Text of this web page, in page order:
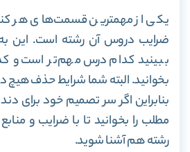
یکی از مهمترین قسمت‌های هر
ضرایب دروس آن رشته است. این
ببینید کدام درس مهم‌تر است و
بخوانید. البته شما شرایط حذف هیچ
بنابراین اگر سر تصمیم خود برای
مطلب را بخوانید تا با ضرایب و
رشته هم آشنا شوید.